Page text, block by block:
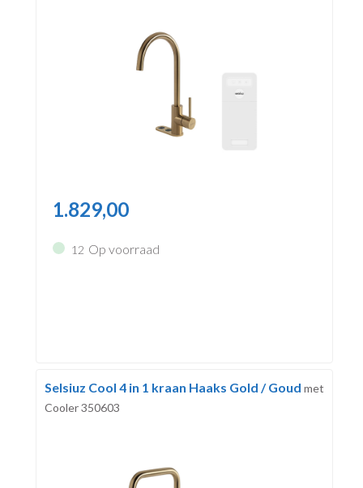
1.829,00
12 Op voorraad
Selsiuz Cool 4 in 1 kraan Haaks Gold / Goud met
Cooler 350603